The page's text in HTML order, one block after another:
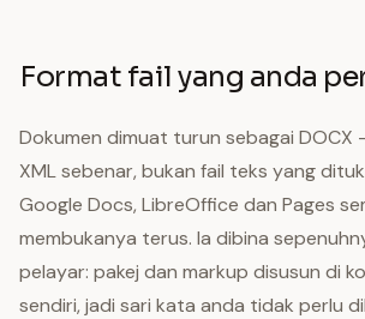
Format fail yang anda
Dokumen dimuat turun sebagai DOCX
XML sebenar, bukan fail teks yang
Google Docs, LibreOffice dan Pages
membukanya terus. Ia dibina
pelayar: pakej dan markup disusun di
sendiri, jadi sari kata anda tidak perlu